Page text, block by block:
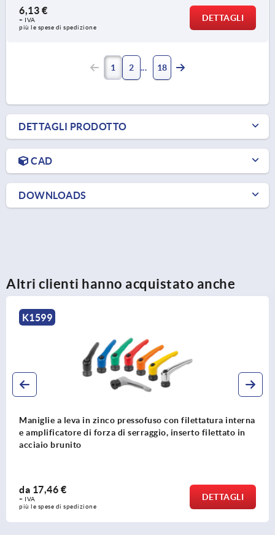
6,13 €
+ IVA
più le spese di spedizione
DETTAGLI
1 2 18
DETTAGLI PRODOTTO
CAD
DOWNLOADS
Altri clienti hanno acquistato anche
con filettatura interna
inserto filettato in
Leve di serraggio in zinco
interna, finitura satinata,
5,81 €
più le spese di spedizione